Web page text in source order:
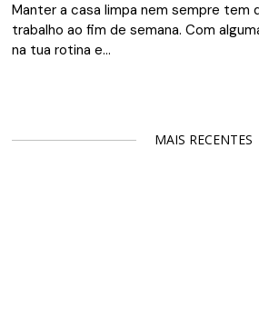
Manter a casa limpa nem sempre tem
trabalho ao fim de semana. Com
na tua rotina e…
MAIS RECENTES